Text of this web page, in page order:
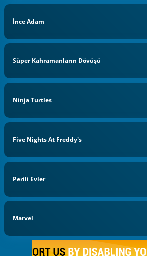
İnce Adam
Süper Kahramanların Dövüşü
Ninja Turtles
Five Nights At Freddy's
Perili Evler
Marvel